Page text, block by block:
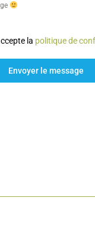
la politique de
Envoyer le message